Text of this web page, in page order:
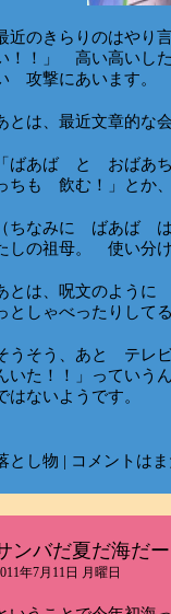
近のきらりのはやり
！！」 高い高いし
攻撃にあいます。
とは、最近文章的な
「ばあば と おばあ
ちも 飲む！」とか
（ちなみに ばあば
しの祖母。 使い分
とは、呪文のよう
としゃべったりして
うそう、あと テレ
いた！！」っていう
はないようです。
とし物 | コメントは
ンバだ夏だ海だ
年7月11日 月曜日